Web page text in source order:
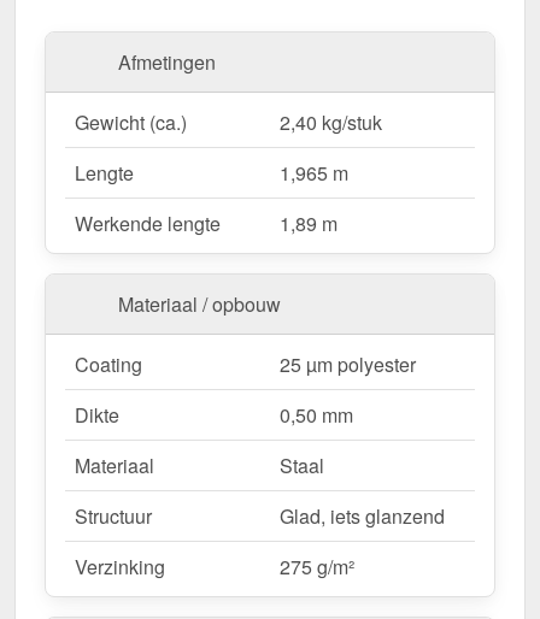
mm
van 1,965 mkunt u deze gemakkelijk aan uw dak
Koraalrood (RAL 3016)
blijft het materiaal
permanent beschermd tegen corrosie.
Waarom Ronde nok groot | 1,96 m?
Hoogwaardig Staal– Bestand met 0,50 mm
kernsterkte.
Effectieve bescherming tegen weersinvloeden
– Beschermt de nok tegen vocht en vuil.
Robuuste coating– 25 µm polyester voor
langdurige bescherming.Meer info
Eenvoudige montage
– Snel te installeren
dankzij directe schroefverbinding.
Vaste lengtes
– 1,965 m, bespaart tijd en
vermindert afval.
Afmetingen
Gewicht (ca.)
2,40 kg/stuk
Lengte
1,965 m
Werkende lengte
1,89 m
Materiaal / opbouw
Coating
25 µm polyester
Dikte
0,50 mm
Materiaal
Staal
Structuur
Glad, iets glanzend
Verzinking
275 g/m²